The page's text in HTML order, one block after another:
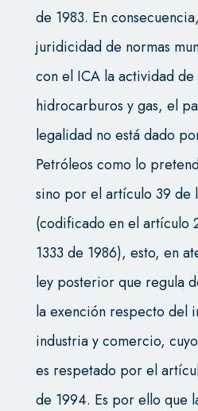
de 1983. En
juridicidad de normas
con el ICA la actividad
hidrocarburos y gas, el
legalidad no está dado
Petróleos como lo
sino por el artículo 39 de
(codificado en el artículo
1333 de 1986), esto, en
ley posterior que regula
la exención respecto del
industria y comercio,
es respetado por el
de 1994. Es por ello que